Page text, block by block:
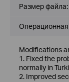
Размер файла:
Операционная
Modifications
1. Fixed the
normally in
2. Improved